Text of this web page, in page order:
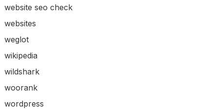
website seo check
websites
weglot
wikipedia
wildshark
woorank
wordpress